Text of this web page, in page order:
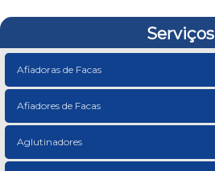
Serviços
Afiadoras de Facas
Afiadores de Facas
Aglutinadores